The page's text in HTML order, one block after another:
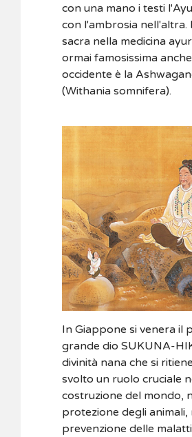
con una mano i testi
con l'ambrosia nell'altra.
sacra nella medicina
ormai famosissima
occidente è la
(Withania somnifera).
In Giappone si venera il
grande dio SUKUNA-
divinità nana che si
svolto un ruolo cruciale
costruzione del mondo,
protezione degli animali,
prevenzione delle